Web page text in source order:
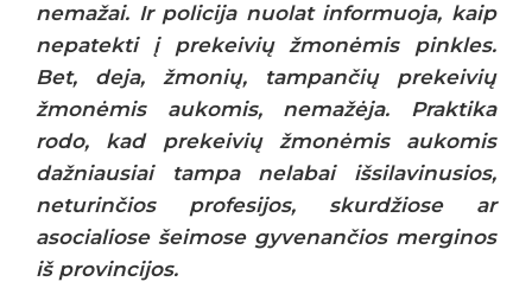
nemažai. Ir policija nuolat informuoja, kaip
nepatekti į prekeivių žmonėmis pinkles.
Bet, deja, žmonių, tampančių prekeivių
žmonėmis aukomis, nemažėja. Praktika
rodo, kad prekeivių žmonėmis aukomis
dažniausiai tampa nelabai išsilavinusios,
neturinčios profesijos, skurdžiose ar
asocialiose šeimose gyvenančios merginos
iš provincijos.